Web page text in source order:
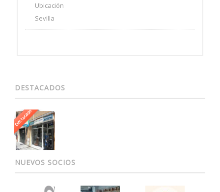
Ubicación
Sevilla
DESTACADOS
Destacado
NUEVOS SOCIOS